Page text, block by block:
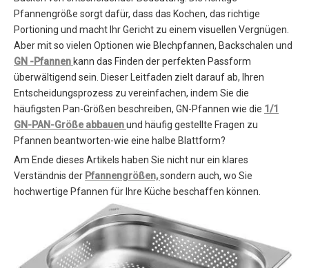
Pfannengröße sorgt dafür, dass das Kochen, das richtige
Portioning und macht Ihr Gericht zu einem visuellen Vergnügen.
Aber mit so vielen Optionen wie Blechpfannen, Backschalen und
GN -Pfannen kann das Finden der perfekten Passform
überwältigend sein. Dieser Leitfaden zielt darauf ab, Ihren
Entscheidungsprozess zu vereinfachen, indem Sie die
häufigsten Pan-Größen beschreiben, GN-Pfannen wie die 1/1
GN-PAN-Größe abbauenund häufig gestellte Fragen zu
Pfannen beantworten-wie eine halbe Blattform?
Am Ende dieses Artikels haben Sie nicht nur ein klares
Verständnis der Pfannengrößen,sondern auch, wo Sie
hochwertige Pfannen für Ihre Küche beschaffen können.